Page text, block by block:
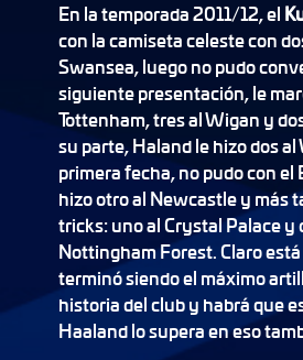
En la temporada 2011/12, el
con la camiseta celeste con
Swansea, luego no pudo
siguiente presentación, le
Tottenham, tres al Wigan y
su parte, Haland le hizo dos
primera fecha, no pudo con
hizo otro al Newcastle y más
tricks: uno al Crystal Palace y
Nottingham Forest. Claro
terminó siendo el máximo
historia del club y habrá que
Haaland lo supera en eso